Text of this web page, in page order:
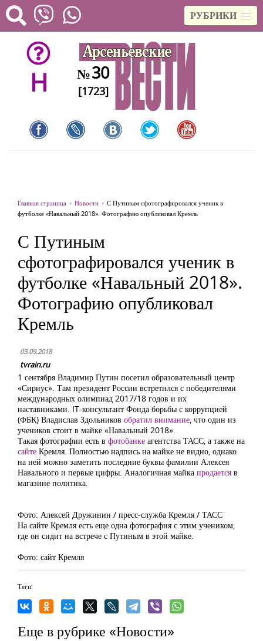
РУБРИКИ
H №30
[1723]
Главная страница Новости
С Путиным сфотографировался ученик в
футболке «Навальный 2018». Фотографию опубликовал Кремль
С Путиным
сфотографировался ученик в
футболке «Навальный 2018».
Фотографию опубликовал
Кремль
03.09.2018
tvrain.ru
1 сентября Владимир Путин посетил образовательный центр
«Сириус». Там президент России встретился с победителями
международных олимпиад 2017/18 годов и их
наставниками. IT-консультант Фонда борьбы с коррупцией
(ФБК) Владислав Здольников обратил внимание, что один из
учеников стоит в майке «Навальный 2018».
Такая фотографии есть в фотобанке агентства ТАСС, а также на
сайте Кремля. Полностью надпись на майке не видно, однако
на ней можно заметить последние буквы фамилии Алексея
Навального и первые цифры. Аналогичная майка продается в
магазине политика.
Фото: Алексей Дружинин / пресс-служба Кремля / ТАСС
На сайте Кремля есть еще одна фотография с этим учеником,
где он сидит на встрече с Путиным в этой майке.
Фото: сайт Кремля
Теги:
Еще в рубрике «Новости»